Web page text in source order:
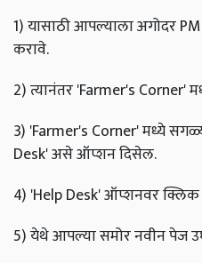
1)यासाठी आपल्याला अगोदर
करावे.
2) त्यानंतर 'Farmer's Corner'
3) 'Farmer's Corner' मध्ये
Desk' असे ऑप्शन दिसेल.
4) 'Help Desk' ऑप्शनवर
5) येथे आपल्या समोर नवीन पेज